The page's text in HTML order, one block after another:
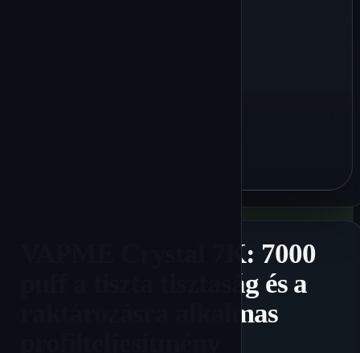
VAPME Crystal 7K: 7000
puff a tiszta tisztaság és a
raktározásra alkalmas